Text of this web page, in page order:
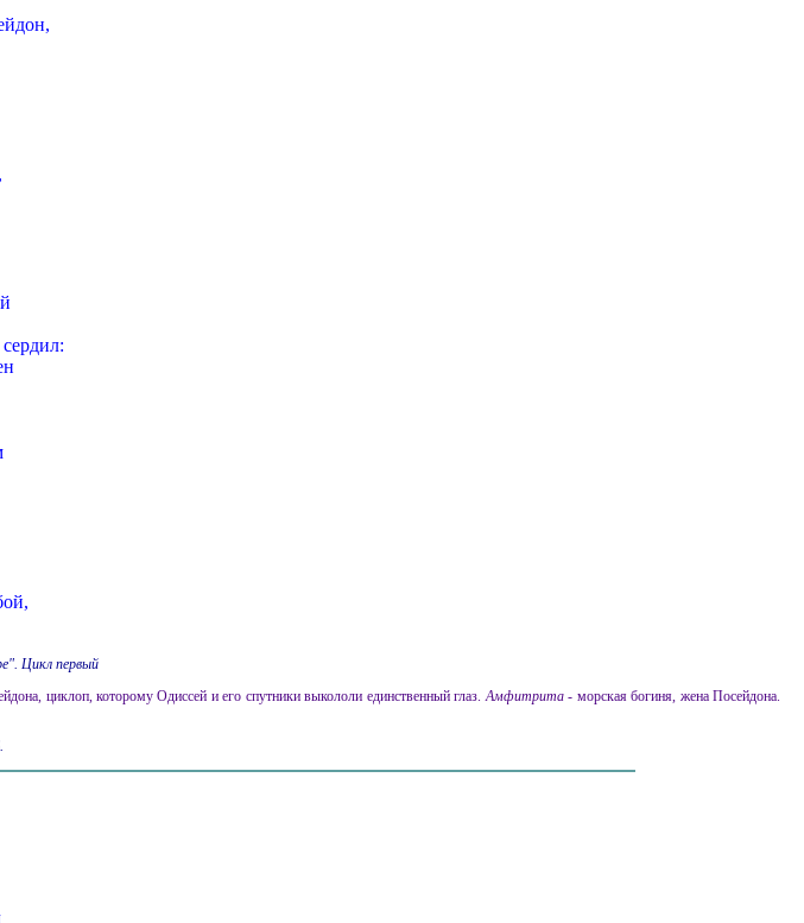
Цикл первый
циклоп, которому Одиссей и его спутники выкололи единственный глаз.Амфитрита- морская богиня, жена Посейдона.